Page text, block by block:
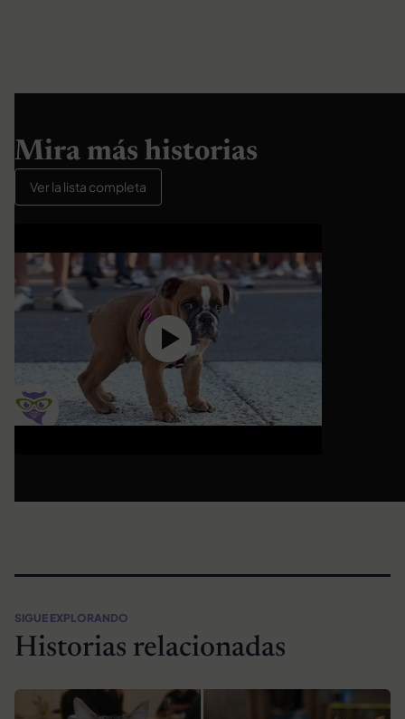
Mira más historias
Ver la lista completa
SIGUE EXPLORANDO
Historias relacionadas